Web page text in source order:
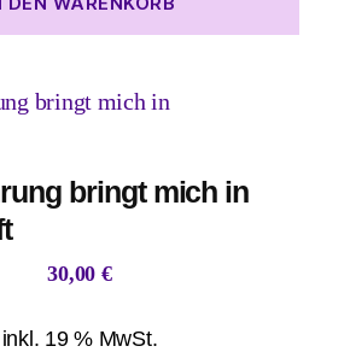
bringt mich in
30,00 €
inkl. 19 % MwSt.